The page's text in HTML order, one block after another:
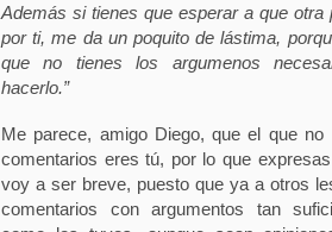
Además si tienes que esperar a que otra
por ti, me da un poquito de lástima,
que no tienes los argumenos
hacerlo.”
Me parece, amigo Diego, que el que
comentarios eres tú, por lo que
voy a ser breve, puesto que ya a otros
comentarios con argumentos tan